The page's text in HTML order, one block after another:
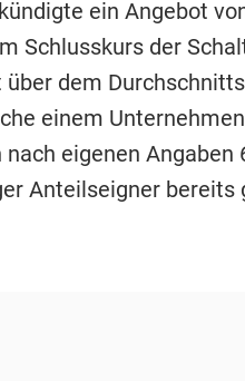
ein Angebot
Schlusskurs der
über dem
einem
nach eigenen
Anteilseigner bereits